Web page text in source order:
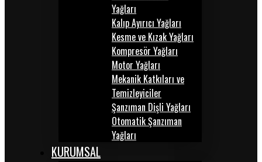
Yağları
Kalıp Ayırıcı Yağları
Kesme ve Kızak Yağları
Kompresör Yağları
Motor Yağları
Mekanik Katkıları ve
Temizleyiciler
Şanzıman Dişli Yağları
Otomatik Şanzıman
Yağları
KURUMSAL